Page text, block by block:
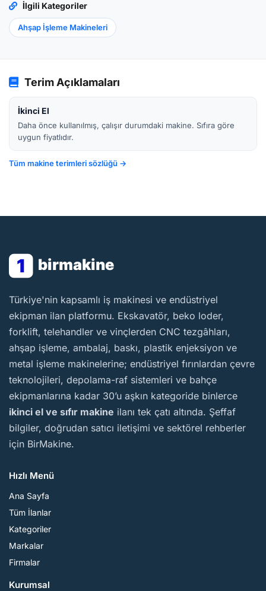
İlgili Kategoriler
Ahşap İşleme Makineleri
Terim Açıklamaları
İkinci El
Daha önce kullanılmış, çalışır durumdaki makine. Sıfıra göre
uygun fiyatlıdır.
Tüm makine terimleri sözlüğü →
1 birmakine
BirMakine
Türkiye'nin kapsamlı iş makinesi ve endüstriyel
ekipman ilan platformu. Ekskavatör, beko loder,
forklift, telehandler ve vinçlerden CNC tezgâhları,
ahşap işleme, ambalaj, baskı, plastik enjeksiyon ve
metal işleme makinelerine; endüstriyel fırınlardan çevre
teknolojileri, depolama-raf sistemleri ve bahçe
ekipmanlarına kadar 30’u aşkın kategoride binlerce
ikinci el ve sıfır makine ilanı tek çatı altında. Şeffaf
bilgiler, doğrudan satıcı iletişimi ve sektörel rehberler
için BirMakine.
Hızlı Menü
Ana Sayfa
Tüm İlanlar
Kategoriler
Markalar
Firmalar
Kurumsal